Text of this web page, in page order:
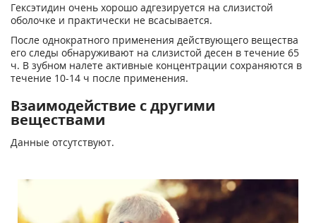
Гексэтидин очень хорошо адгезируется на слизистой
оболочке и практически не всасывается.
После однократного применения действующего вещества
его следы обнаруживают на слизистой десен в течение 65
ч. В зубном налете активные концентрации сохраняются в
течение 10-14 ч после применения.
Взаимодействие с другими
веществами
Данные отсутствуют.